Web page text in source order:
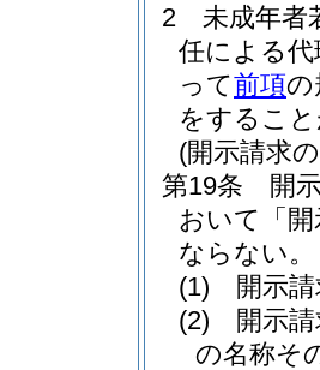
2
未成年者
任による代
って前項の
をするこ
(開示請求
第19条
開
おいて「
ならない。
(1)
開示
(2)
開示
の名称そ